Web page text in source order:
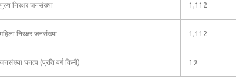
पुरुष निरक्षर जनसंख्या 1,112
महिला निरक्षर जनसंख्या 1,112
जनसंख्या घनत्व (प्रति वर्ग किमी) 19